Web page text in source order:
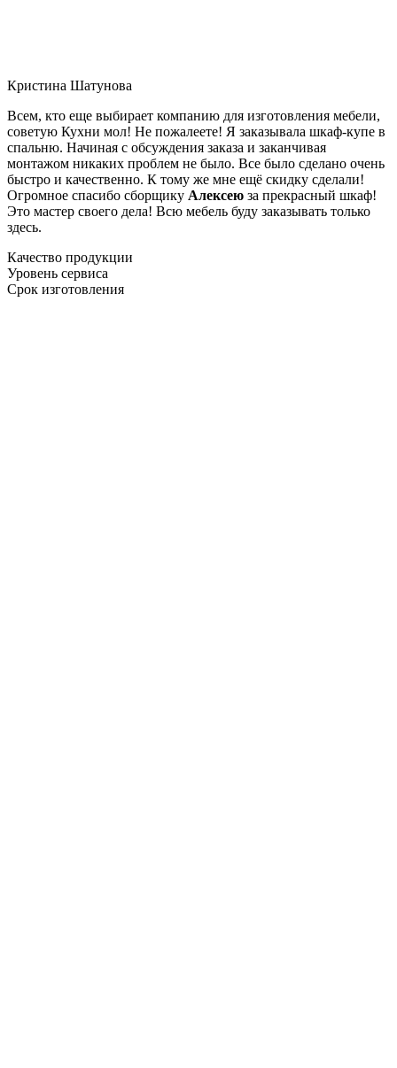
Кристина Шатунова
Всем, кто еще выбирает компанию для изготовления мебели,
советую Кухни мол! Не пожалеете! Я заказывала шкаф-купе в
спальню. Начиная с обсуждения заказа и заканчивая
монтажом никаких проблем не было. Все было сделано очень
быстро и качественно. К тому же мне ещё скидку сделали!
Огромное спасибо сборщику Алексею за прекрасный шкаф!
Это мастер своего дела! Всю мебель буду заказывать только
здесь.
Качество продукции
Уровень сервиса
Срок изготовления